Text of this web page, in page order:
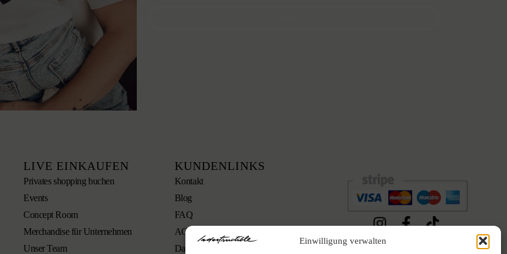
Einwilligung verwalten
LIVE EINKAUFEN
Privates shopping buchen
Events
Concept Room
Merchandise für Unternehmen
Unser Team
KUNDENLINKS
Kontakt
Blog
FAQ
AGB
Datenschutzerklärung
© Indestructible 2026